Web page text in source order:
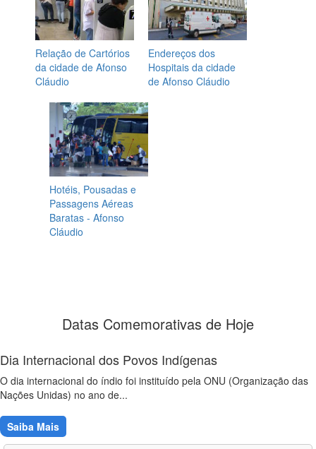
Relação de Cartórios
da cidade de Afonso
Cláudio
Endereços dos
Hospitais da cidade
de Afonso Cláudio
Hotéis, Pousadas e
Passagens Aéreas
Baratas - Afonso
Cláudio
Datas Comemorativas de Hoje
Dia Internacional dos Povos Indígenas
O dia internacional do índio foi instituído pela ONU (Organização das
Nações Unidas) no ano de...
Saiba Mais